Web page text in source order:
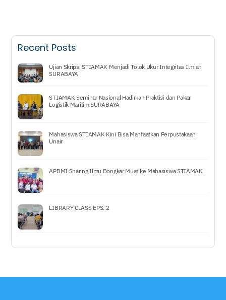
Recent Posts
Ujian Skripsi STIAMAK Menjadi Tolok Ukur Integritas Ilmiah
SURABAYA
STIAMAK Seminar Nasional Hadirkan Praktisi dan Pakar
Logistik Maritim SURABAYA
Mahasiswa STIAMAK Kini Bisa Manfaatkan Perpustakaan
Unair
APBMI Sharing Ilmu Bongkar Muat ke Mahasiswa STIAMAK
LIBRARY CLASS EPS. 2